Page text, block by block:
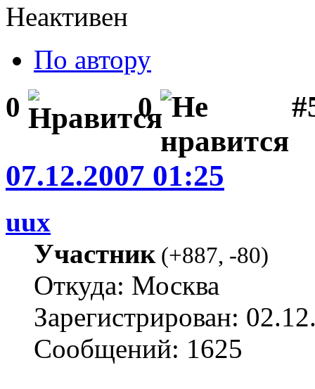
Неактивен
По автору
0 0
07.12.2007 01:25
uux
Участник(+887, -80)
Откуда: Москва
Зарегистрирован:
Сообщений: 1625